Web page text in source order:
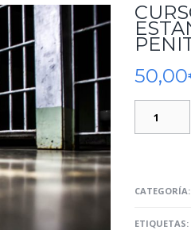
50,00
CATEGORÍA:
ETIQUETAS: